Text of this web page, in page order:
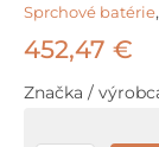
Sprchové batérie,
452,47 €
Značka /